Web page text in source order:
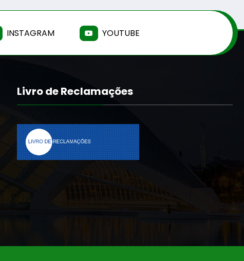
INSTAGRAM YOUTUBE
Livro de Reclamações